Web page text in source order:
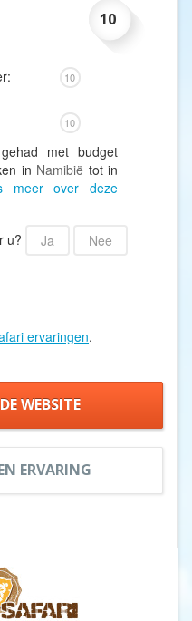
10
10
10
met budget
in Namibië tot in
meer over deze
u?
Ja Nee
ervaringen.
WEBSITE
ERVARING